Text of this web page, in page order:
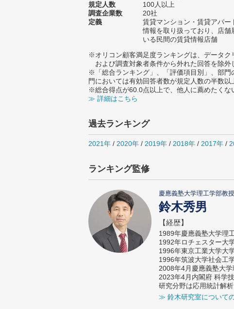
規定人数
100人以上
調査企業数
20社
定義
賃貸マンション・賃貸アパ
情報を取り扱っており、店舗
いる民間の賃貸情報店舗
※オリコン顧客満足度ランキングは、データク
および調査対象者条件から外れた回答を除外
※「総合ランキング」、「評価項目別」、部
門においては有効回答者数が規定人数の半数以
※総合得点が60.0点以上で、他人に薦めたくな
≫ 詳細はこちら
過去ランキング
2021年 / 2020年 / 2019年 / 2018年 / 2017年 /
ランキング監修
慶應義塾大学理工学部教
鈴木秀男
【経歴】
1989年慶應義塾大学理
1992年ロチェスター大
1996年東京工業大学大
1996年筑波大学社会工
2008年4月慶應義塾大
2023年4月内閣府 科学
研究分野は応用統計解
≫ 鈴木研究室について